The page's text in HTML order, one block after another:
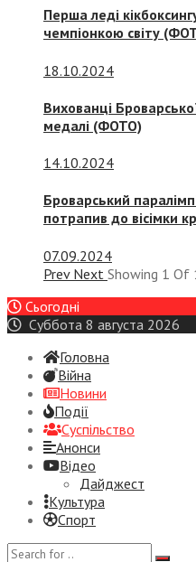
Перша леді
чемпіонкою світу
18.10.2024
Вихованці
медалі (ФОТО)
14.10.2024
Броварський
потрапив до вісімки
07.09.2024
Prev Next Showing 1 Of
Сьогодні
Суббота 8 августа 2026
Головна
Війна
Новини
Події
Суспiльство
Анонси
Відео
Дайджест
Культура
Спорт